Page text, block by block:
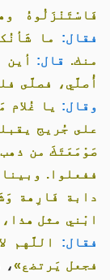
فَاسْتَنْزَلُوهُ
فقال: ما
منك. قال: أين
أُصلَّي، فصلَّى
وقال: يا غُلام
على جُريج
صَوْمَعَتَكَ من
ففعلوا.
دابة فَارِهة
ابْني مثل
فقال: اللَّهم
فجعل يَرتضع»،